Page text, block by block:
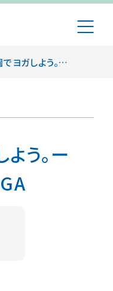
明治公園でヨガしよう。ー MEIJI PARK YOGA
う。ー